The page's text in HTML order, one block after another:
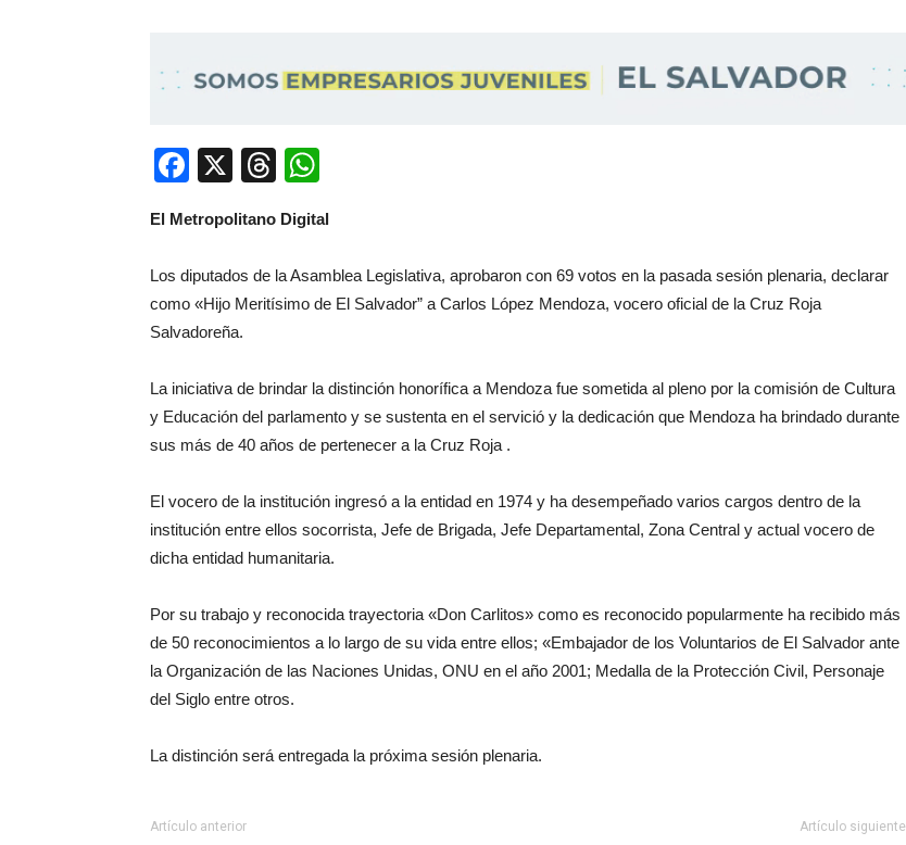
Facebook
X Threads
El Metropolitano Digital
Los diputados de la Asamblea Legislativa, aprobaron con 69 votos en la pasada sesión plenaria, declarar
como «Hijo Meritísimo de El Salvador” a Carlos López Mendoza, vocero oficial de la Cruz Roja
Salvadoreña.
La iniciativa de brindar la distinción honorífica a Mendoza fue sometida al pleno por la comisión de Cultura
y Educación del parlamento y se sustenta en el servició y la dedicación que Mendoza ha brindado durante
sus más de 40 años de pertenecer a la Cruz Roja .
El vocero de la institución ingresó a la entidad en 1974 y ha desempeñado varios cargos dentro de la
institución entre ellos socorrista, Jefe de Brigada, Jefe Departamental, Zona Central y actual vocero de
dicha entidad humanitaria.
Por su trabajo y reconocida trayectoria «Don Carlitos» como es reconocido popularmente ha recibido más
de 50 reconocimientos a lo largo de su vida entre ellos; «Embajador de los Voluntarios de El Salvador ante
la Organización de las Naciones Unidas, ONU en el año 2001; Medalla de la Protección Civil, Personaje
del Siglo entre otros.
La distinción será entregada la próxima sesión plenaria.
Artículo anterior Artículo siguiente